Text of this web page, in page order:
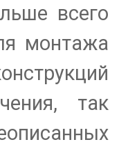
всего
монтажа
так